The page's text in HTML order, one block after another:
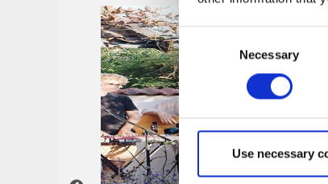
Consent
Selection
Necessary
Use necessary
7